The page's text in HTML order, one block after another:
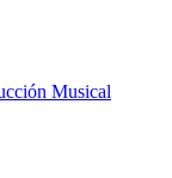
Musical